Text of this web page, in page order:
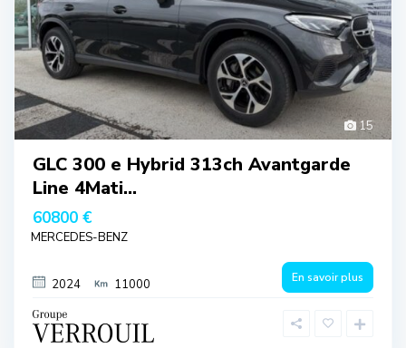
15
GLC 300 e Hybrid 313ch Avantgarde
Line 4Mati...
60800 €
MERCEDES-BENZ
2024 11000 En savoir plus